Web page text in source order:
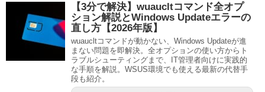
【3分で解決】wuaucltコマンド全オプ
ション解説とWindows Updateエラーの
直し方【2026年版】
wuaucltコマンドが動かない、Windows Updateが進
まない問題を即解決。全オプションの使い方からト
ラブルシューティングまで、IT管理者向けに実践的
な手順を解説。WSUS環境でも使える最新の代替手
段も紹介。